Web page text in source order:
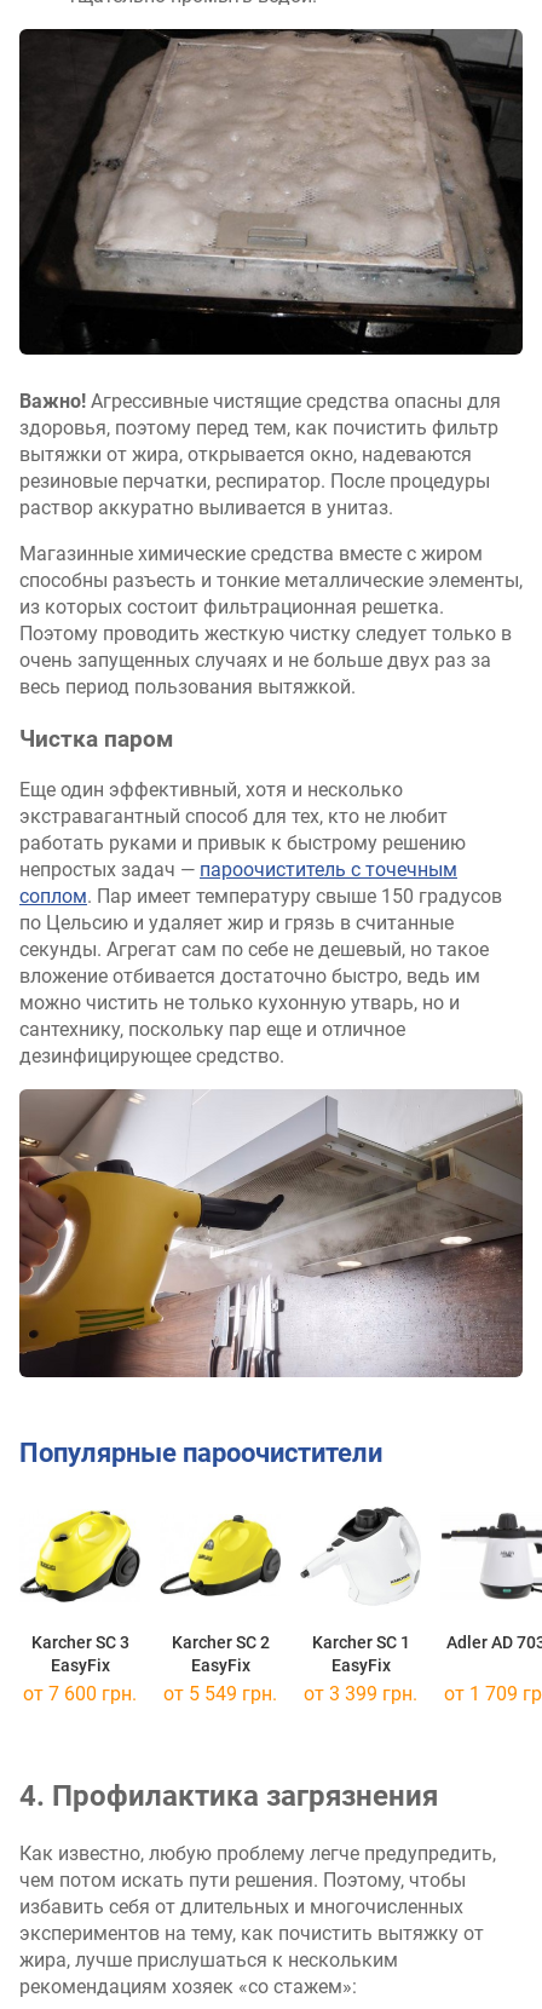
Важно! Агрессивные чистящие средства опасны для
здоровья, поэтому перед тем, как почистить фильтр
вытяжки от жира, открывается окно, надеваются
резиновые перчатки, респиратор. После процедуры
раствор аккуратно выливается в унитаз.
Магазинные химические средства вместе с жиром
способны разъесть и тонкие металлические элементы,
из которых состоит фильтрационная решетка.
Поэтому проводить жесткую чистку следует только в
очень запущенных случаях и не больше двух раз за
весь период пользования вытяжкой.
Чистка паром
Еще один эффективный, хотя и несколько
экстравагантный способ для тех, кто не любит
работать руками и привык к быстрому решению
непростых задач — пароочиститель с точечным
соплом. Пар имеет температуру свыше 150 градусов
по Цельсию и удаляет жир и грязь в считанные
секунды. Агрегат сам по себе не дешевый, но такое
вложение отбивается достаточно быстро, ведь им
можно чистить не только кухонную утварь, но и
сантехнику, поскольку пар еще и отличное
дезинфицирующее средство.
Популярные пароочистители
Karcher SC 3
EasyFix
Karcher SC 2
EasyFix
Karcher SC 1
EasyFix
Adler AD
от 7 600 грн. от 5 549 грн. от 3 399 грн. от 1 709
4. Профилактика загрязнения
Как известно, любую проблему легче предупредить,
чем потом искать пути решения. Поэтому, чтобы
избавить себя от длительных и многочисленных
экспериментов на тему, как почистить вытяжку от
жира, лучше прислушаться к нескольким
рекомендациям хозяек «со стажем»: